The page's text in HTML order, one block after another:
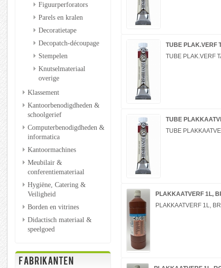
Figuurperforators
Parels en kralen
Decoratietape
Decopatch-découpage
Stempelen
Knutselmateriaal
overige
Klassement
Kantoorbenodigdheden &
schoolgerief
Computerbenodigdheden &
informatica
Kantoormachines
Meubilair &
conferentiemateriaal
Hygiëne, Catering &
Veiligheid
Borden en vitrines
Didactisch materiaal &
speelgoed
FABRIKANTEN
TUBE PLAK.VERF
TUBE PLAK.VERF
TUBE
TUBE
PLAKKAATVERF 1L,
PLAKKAATVERF 1L,